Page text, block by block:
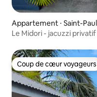
Appartement ⋅ Saint-Paul
Le Midori - jacuzzi privatif
Coup de cœur voyageurs
Coup de cœur voyageurs